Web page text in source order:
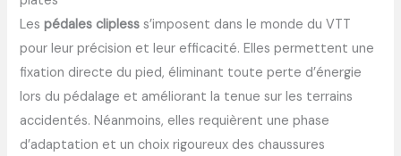
Lespédales clipless s’imposent dans le monde du VTT
pour leur précision et leur efficacité. Elles permettent une
fixation directe du pied, éliminant toute perte d’énergie
lors du pédalage et améliorant la tenue sur les terrains
accidentés. Néanmoins, elles requièrent une phase
d’adaptation et un choix rigoureux des chaussures